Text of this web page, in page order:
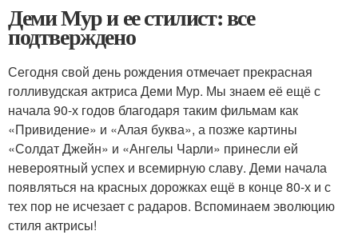
Деми Мур и ее стилист: все
подтверждено
Сегодня свой день рождения отмечает прекрасная
голливудская актриса Деми Мур. Мы знаем её ещё с
начала 90-х годов благодаря таким фильмам как
«Привидение» и «Алая буква», а позже картины
«Солдат Джейн» и «Ангелы Чарли» принесли ей
невероятный успех и всемирную славу. Деми начала
появляться на красных дорожках ещё в конце 80-х и с
тех пор не исчезает с радаров. Вспоминаем эволюцию
стиля актрисы!